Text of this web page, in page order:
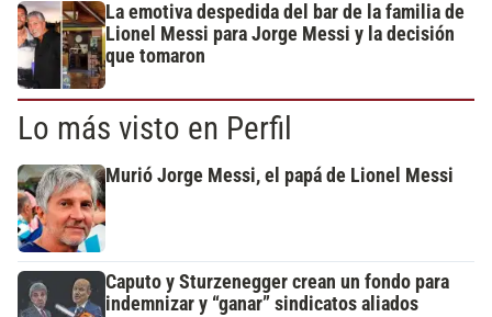
La emotiva despedida del bar de la familia de
Lionel Messi para Jorge Messi y la decisión
que tomaron
Lo más visto en Perfil
Murió Jorge Messi, el papá de Lionel Messi
Caputo y Sturzenegger crean un fondo para
indemnizar y “ganar” sindicatos aliados